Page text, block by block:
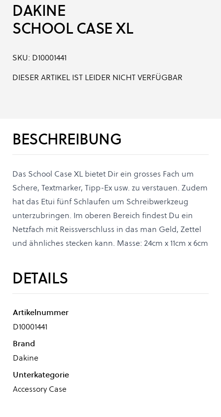
DAKINE
SCHOOL CASE XL
SKU: D10001441
DIESER ARTIKEL IST LEIDER NICHT VERFÜGBAR
BESCHREIBUNG
Das School Case XL bietet Dir ein grosses Fach um
Schere, Textmarker, Tipp-Ex usw. zu verstauen. Zudem
hat das Etui fünf Schlaufen um Schreibwerkzeug
unterzubringen. Im oberen Bereich findest Du ein
Netzfach mit Reissverschluss in das man Geld, Zettel
und ähnliches stecken kann. Masse: 24cm x 11cm x 6cm
DETAILS
Artikelnummer
D10001441
Brand
Dakine
Unterkategorie
Accessory Case